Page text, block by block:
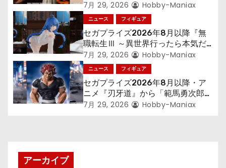
シ
ョ
ン
300年働くことになっっちゃった
「フリーレン」を立体化！
7月 29, 2026 Hobby-Maniax
ニュース フィギュア
セガプライズ2026年8月以降『無
職転生Ⅲ ～異世界行ったら本気だ
す～』から「ロキシー」のフィギュ
アが登場！
7月 29, 2026 Hobby-Maniax
ニュース フィギュア
セガプライズ2026年8月以降・ア
ニメ『刃牙道』から「範馬勇次郎」
が登場ッッ!!
7月 29, 2026 Hobby-Maniax
アーカイブ